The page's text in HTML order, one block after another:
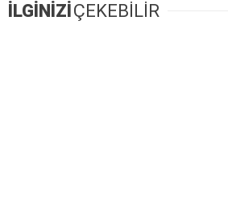
İLGİNİZİÇEKEBİLİR